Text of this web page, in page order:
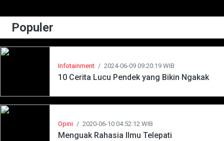
Populer
Infotainment / 2024-06-09 09:20:19 WIB
10 Cerita Lucu Pendek yang Bikin Ngakak
Opini / 2020-06-10 04:52:12 WIB
Menguak Rahasia Ilmu Telepati